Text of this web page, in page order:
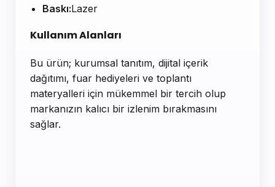
Baskı:Lazer
Kullanım Alanları
Bu ürün; kurumsal tanıtım, dijital içerik
dağıtımı, fuar hediyeleri ve toplantı
materyalleri için mükemmel bir tercih olup
markanızın kalıcı bir izlenim bırakmasını
sağlar.